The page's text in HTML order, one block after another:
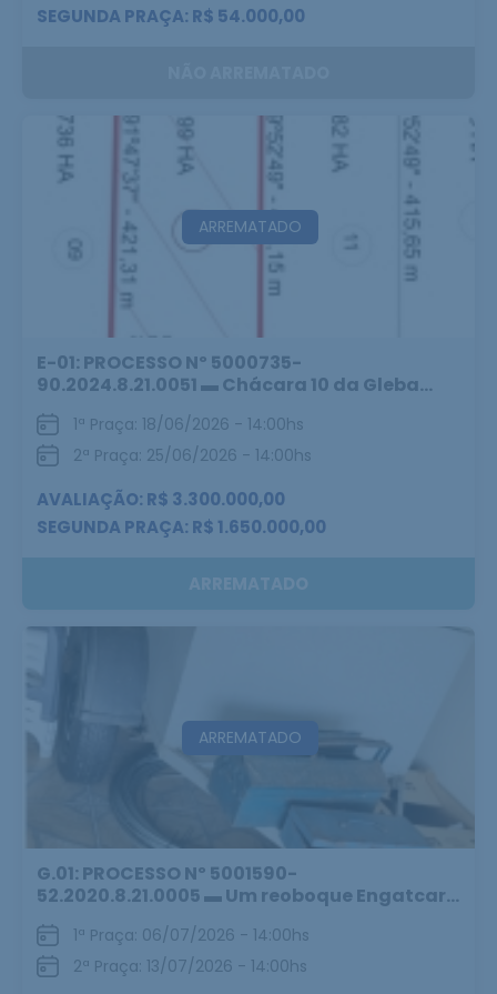
SEGUNDA PRAÇA: R$ 54.000,00
ARREMATADO
E-01: PROCESSO Nº 5000735-
90.2024.8.21.0051 ▬ Chácara 10 da Gleba...
1ª Praça: 18/06/2026 - 14:00hs
2ª Praça: 25/06/2026 - 14:00hs
AVALIAÇÃO: R$ 3.300.000,00
SEGUNDA PRAÇA: R$ 1.650.000,00
ARREMATADO
G.01: PROCESSO Nº 5001590-
52.2020.8.21.0005 ▬ Um reoboque Engatcar...
1ª Praça: 06/07/2026 - 14:00hs
2ª Praça: 13/07/2026 - 14:00hs